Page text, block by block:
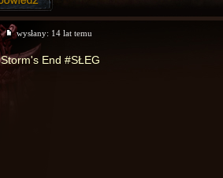
wysłany: 14 lat temu
Storm's End #SŁEG